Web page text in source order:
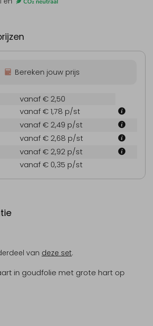
Bereken jouw prijs
vanaf € 2,50
vanaf € 1,78 p/st
vanaf € 2,49 p/st
vanaf € 2,68 p/st
vanaf € 2,92 p/st
vanaf € 0,35 p/st
van deze set.
in goudfolie met grote hart op